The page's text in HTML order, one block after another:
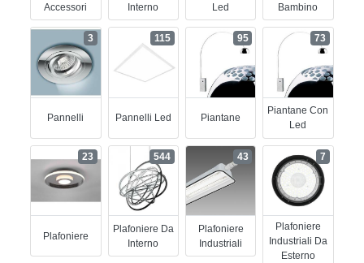
Accessori
Interno
Led
Bambino
Pannelli
3
Pannelli Led
115
Piantane
95
Piantane Con
Led
73
Plafoniere
23
Plafoniere Da
Interno
544
Plafoniere
Industriali
43
Plafoniere
Industriali Da
Esterno
7